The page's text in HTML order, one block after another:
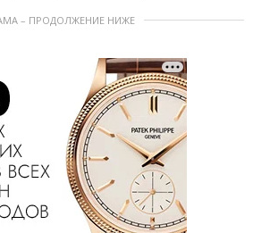
– ПРОДОЛЖЕНИЕ НИЖЕ